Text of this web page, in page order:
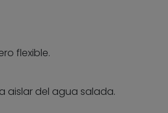
flexible.
aislar del agua salada.